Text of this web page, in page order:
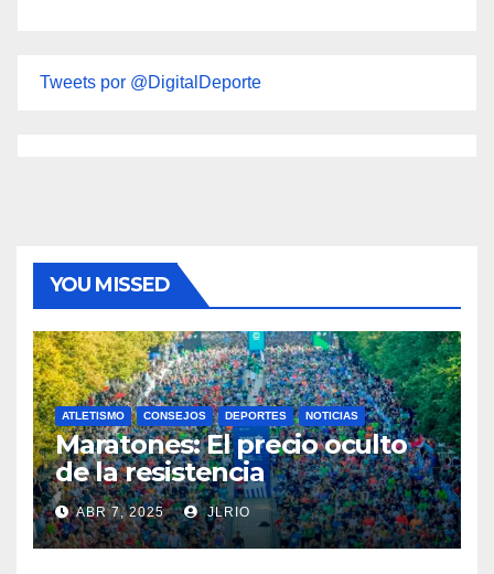
Tweets por @DigitalDeporte
YOU MISSED
ATLETISMO CONSEJOS DEPORTES NOTICIAS
Maratones: El precio oculto
de la resistencia
ABR 7, 2025 JLRIO